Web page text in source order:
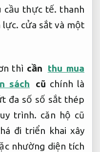
cầu thực tế. thanh
lực. cửa sắt và một
thì cần thu mua
sách
cũ chính là
đa số số sắt thép
trình. căn hộ cũ
đi triển khai xây
nhường diện tích